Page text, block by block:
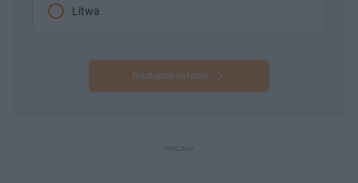
Litwa
Następne pytanie